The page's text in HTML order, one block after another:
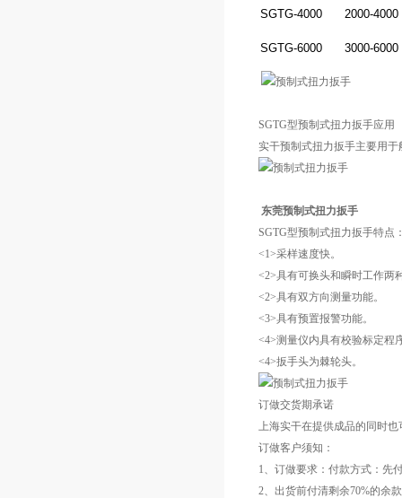
SGTG-4000
2000-4000
SGTG-6000 3000-6000
SGTG型预制式扭力扳手应用
实干预制式扭力扳手主要用
东莞预制式扭力扳手
SGTG型预制式扭力扳手特点
<1>采样速度快。
<2>具有可换头和瞬时工作两
<2>具有双方向测量功能。
<3>具有预置报警功能。
<4>测量仪内具有校验标定程
<4>扳手头为棘轮头。
订做交货期承诺
上海实干在提供成品的同时
订做客户须知：
1、订做要求：付款方式：先
2、出货前付清剩余70%的余款